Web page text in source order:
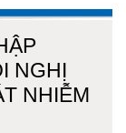
NGHỊ
NHIỄM